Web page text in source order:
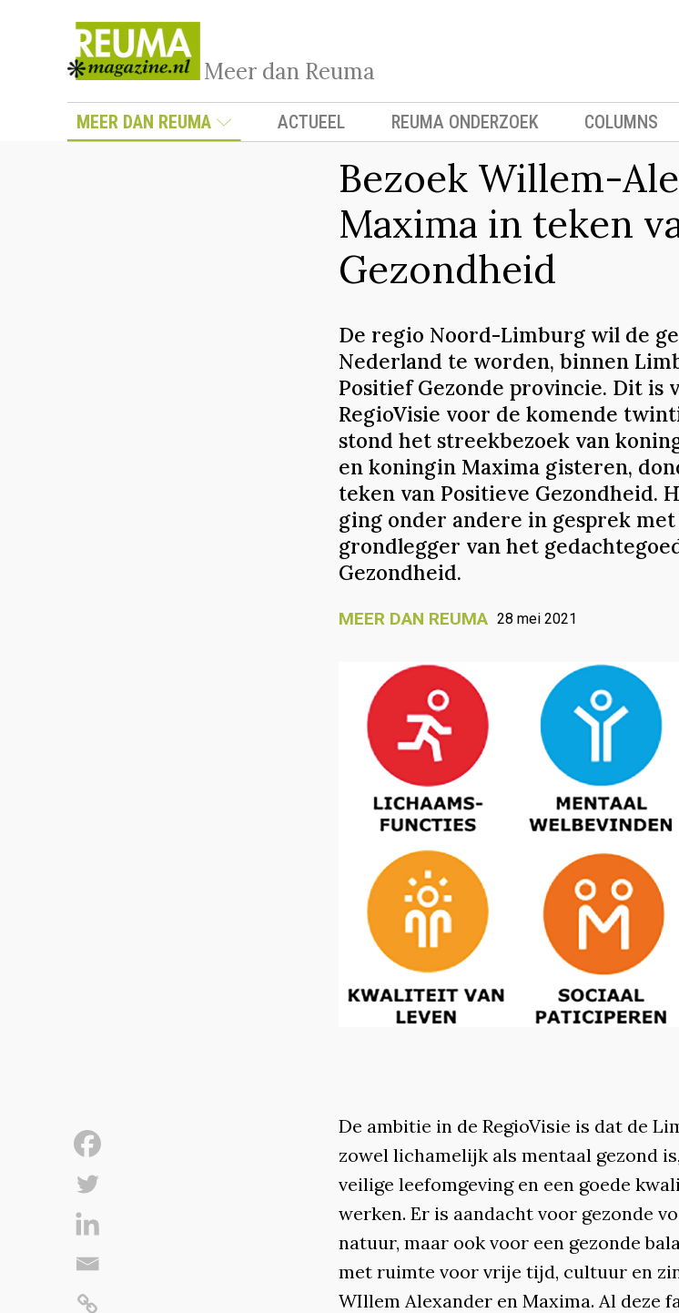
Meer dan Reuma
MEER DAN REUMA ACTUEEL REUMA ONDERZOEK COLUMNS
Bezoek Willem-
Maxima in teken
Gezondheid
De regio Noord-Limburg wil de
Nederland te worden, binnen
Positief Gezonde provincie. Dit is
RegioVisie voor de komende
stond het streekbezoek van
en koningin Maxima gisteren,
teken van Positieve Gezondheid.
ging onder andere in gesprek
grondlegger van het
Gezondheid.
MEER DAN REUMA 28 mei 2021
De ambitie in de RegioVisie is dat de
zowel lichamelijk als mentaal gezond
veilige leefomgeving en een goede
werken. Er is aandacht voor gezonde
natuur, maar ook voor een gezonde
met ruimte voor vrije tijd, cultuur en
WIllem Alexander en Maxima. Al deze